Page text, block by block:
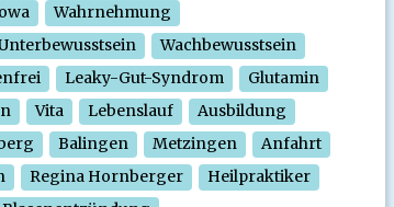
Wahrnehmung
Wachbewusstsein
Leaky-Gut-Syndrom
Glutamin
Vita Lebenslauf
Ausbildung
Balingen Metzingen
Anfahrt
Regina Hornberger
Heilpraktiker